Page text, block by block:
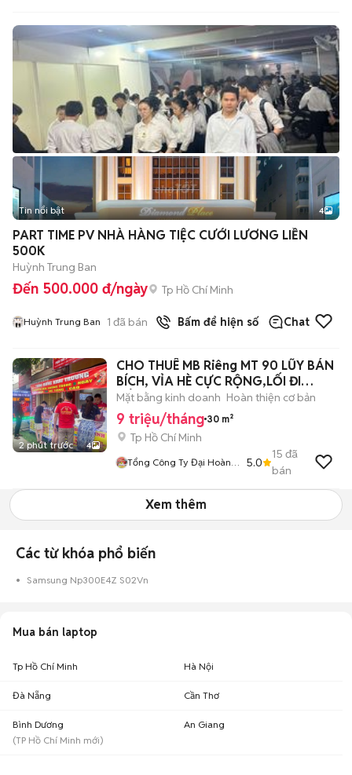
Tin nổi bật 4
PART TIME PV NHÀ HÀNG TIỆC CƯỚI LƯƠNG LIỀN
500K
Huỳnh Trung Ban
Đến 500.000 đ/ngày Tp Hồ Chí Minh
Huỳnh Trung Ban 1 đã bán Bấm để hiện số Chat
2 phút trước 4
CHO THUÊ MB Riêng MT 90 LŨY BÁN
BÍCH, VỈA HÈ CỰC RỘNG,LỐI ĐI
RIÊNG
Mặt bằng kinh doanh Hoàn thiện cơ bản
9 triệu/tháng 30 m²
Tp Hồ Chí Minh
Tổng Công Ty Đại Hoàng
5.0
15 đã
bán
Xem thêm
Các từ khóa phổ biến
Samsung Np300E4Z S02Vn
Mua bán laptop
Tp Hồ Chí Minh Hà Nội
Đà Nẵng Cần Thơ
Bình Dương
(TP Hồ Chí Minh mới)
An Giang